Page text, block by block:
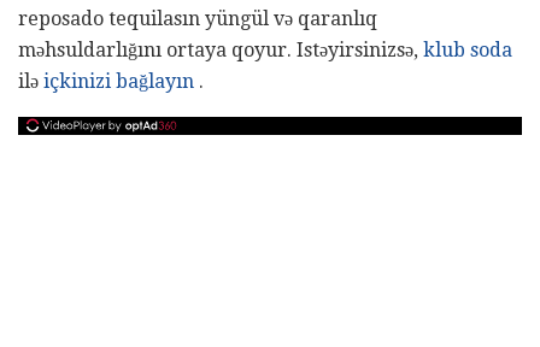
reposado tequilasın yüngül və qaranlıq
məhsuldarlığını ortaya qoyur. Istəyirsinizsə, klub soda
ilə içkinizi bağlayın .